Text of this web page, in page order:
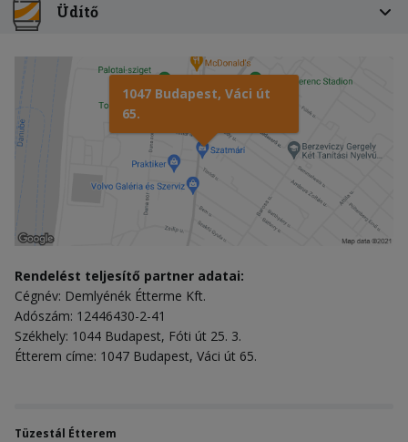
Üdítő
1047 Budapest, Váci út
65.
Rendelést teljesítő partner adatai:
Cégnév: Demlyénék Étterme Kft.
Adószám: 12446430-2-41
Székhely: 1044 Budapest, Fóti út 25. 3.
Étterem címe: 1047 Budapest, Váci út 65.
Tüzestál Étterem